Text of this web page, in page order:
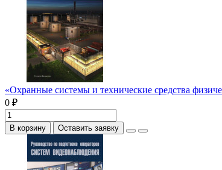
«Охранные системы и технические средства
0 ₽
В корзину Оставить заявку